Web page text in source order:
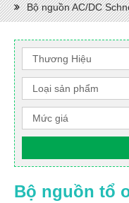
Bộ nguồn AC/DC
Bộ nguồn tổ